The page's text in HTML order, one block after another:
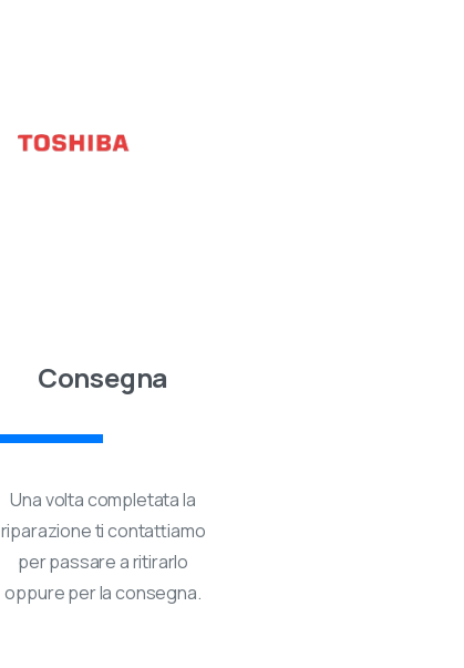
Consegna
Una volta completata la
riparazione ti contattiamo
per passare a ritirarlo
oppure per la consegna.